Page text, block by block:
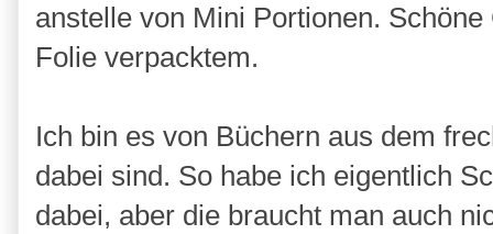
anstelle von Mini Portionen.
Folie verpacktem.
Ich bin es von Büchern aus dem
dabei sind. So habe ich eigentlich
dabei, aber die braucht man auch